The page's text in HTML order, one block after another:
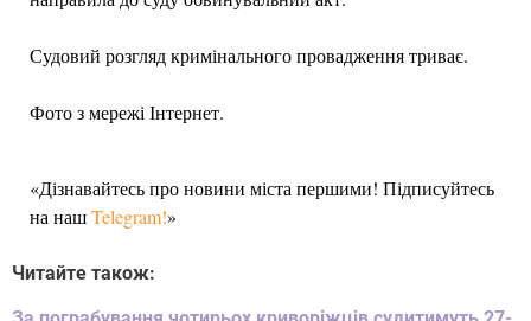
Судовий розгляд кримінального провадження триває.
Фото з мережі Інтернет.
«Дізнавайтесь про новини міста першими! Підписуйтесь
на нашTelegram!»
Читайте також: